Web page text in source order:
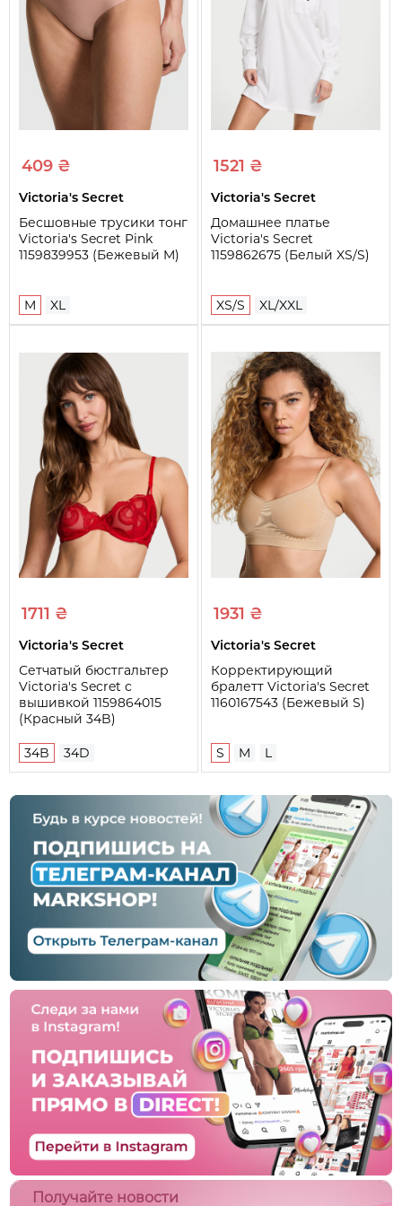
409 ₴
Victoria's Secret
Бесшовные трусики тонг
Victoria's Secret Pink
1159839953 (Бежевый M)
M XL
1521 ₴
Victoria's Secret
Домашнее платье
Victoria's Secret
1159862675 (Белый XS/S)
XS/S XL/XXL
1711 ₴
Victoria's Secret
Сетчатый бюстгальтер
Victoria's Secret с
вышивкой 1159864015
(Красный 34B)
34B 34D
1931 ₴
Victoria's Secret
Корректирующий
бралетт Victoria's Secret
1160167543 (Бежевый S)
S M L
Получайте новости